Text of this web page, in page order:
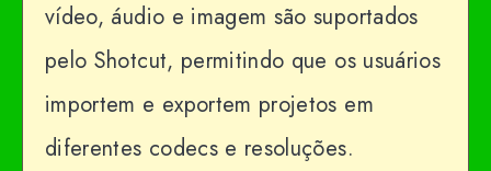
vídeo, áudio e imagem são suportados
pelo Shotcut, permitindo que os usuários
importem e exportem projetos em
diferentes codecs e resoluções.